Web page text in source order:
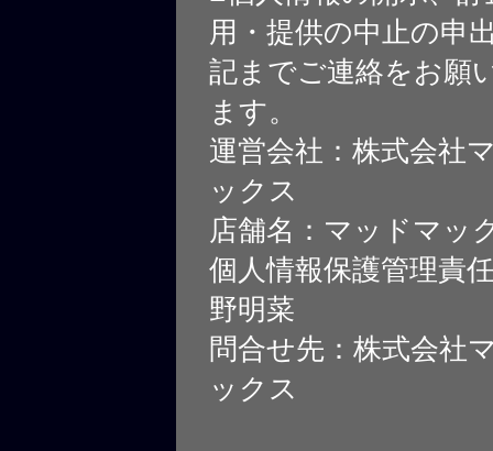
用・提供の中止の申
記までご連絡をお願
ます。
運営会社：株式会社
ックス
店舗名：マッドマッ
個人情報保護管理責
野明菜
問合せ先：株式会社
ックス